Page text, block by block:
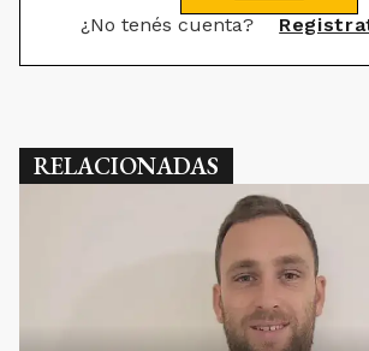
¿No tenés cuenta?
RELACIONADAS